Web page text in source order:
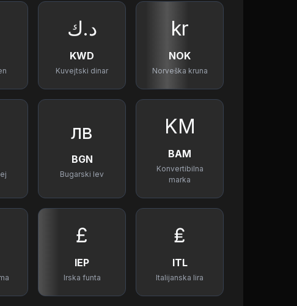
د.ك
KWD
Kuvejtski dinar
kr
NOK
Norveška kruna
лв
BGN
Bugarski lev
KM
BAM
Konvertibilna
marka
£
IEP
Irska funta
₤
ITL
Italijanska lira